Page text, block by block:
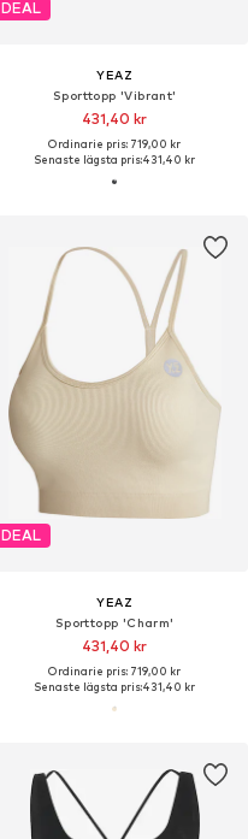
DEAL
YEAZ
Sporttopp 'Vibrant'
431,40 kr
Ordinarie pris: 719,00 kr
Senaste lägsta pris:431,40 kr
DEAL
YEAZ
Sporttopp 'Charm'
431,40 kr
Ordinarie pris: 719,00 kr
Senaste lägsta pris:431,40 kr